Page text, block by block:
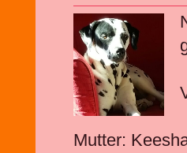
Mutter: